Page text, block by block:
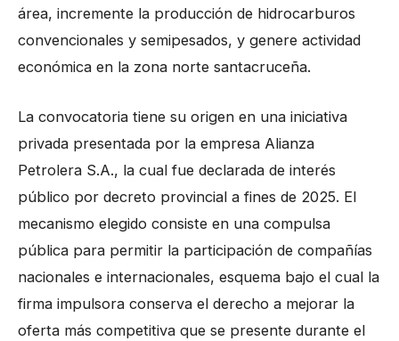
área, incremente la producción de hidrocarburos
convencionales y semipesados, y genere actividad
económica en la zona norte santacruceña.
La convocatoria tiene su origen en una iniciativa
privada presentada por la empresa Alianza
Petrolera S.A., la cual fue declarada de interés
público por decreto provincial a fines de 2025. El
mecanismo elegido consiste en una compulsa
pública para permitir la participación de compañías
nacionales e internacionales, esquema bajo el cual la
firma impulsora conserva el derecho a mejorar la
oferta más competitiva que se presente durante el